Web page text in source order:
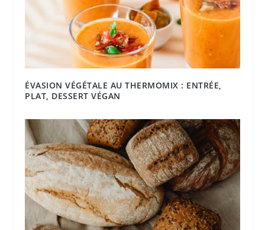
ÉVASION VÉGÉTALE AU THERMOMIX : ENTRÉE,
PLAT, DESSERT VÉGAN